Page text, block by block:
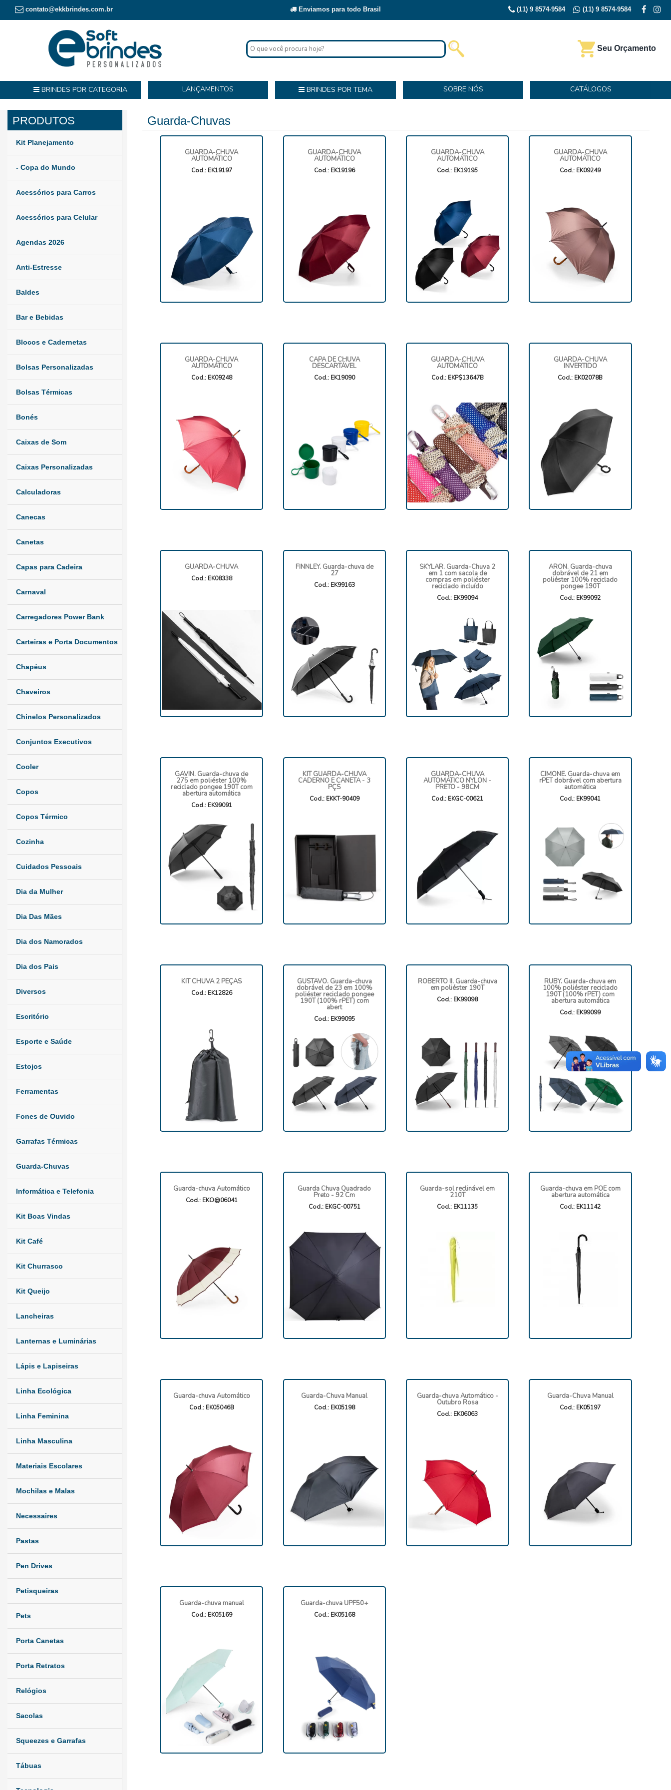
contato@ekkbrindes.com.br Enviamos para todo Brasil (11) 9 8574-9584 (11) 9 8574-9584
Seu Orçamento
BRINDES POR CATEGORIA LANÇAMENTOS BRINDES POR TEMA SOBRE NÓS CATÁLOGOS
Kit Planejamento
- Copa do Mundo
Acessórios para Carros
Acessórios para Celular
Agendas 2026
Anti-Estresse
Baldes
Bar e Bebidas
Blocos e Cadernetas
Bolsas Personalizadas
Bolsas Térmicas
Bonés
Caixas de Som
Caixas Personalizadas
Calculadoras
Canecas
Canetas
Capas para Cadeira
Carnaval
Carregadores Power Bank
Carteiras e Porta Documentos
Chapéus
Chaveiros
Chinelos Personalizados
Conjuntos Executivos
Cooler
Copos
Copos Térmico
Cozinha
Cuidados Pessoais
Dia da Mulher
Dia Das Mães
Dia dos Namorados
Dia dos Pais
Diversos
Escritório
Esporte e Saúde
Estojos
Ferramentas
Fones de Ouvido
Garrafas Térmicas
Guarda-Chuvas
Informática e Telefonia
Kit Boas Vindas
Kit Café
Kit Churrasco
Kit Queijo
Lancheiras
Lanternas e Luminárias
Lápis e Lapiseiras
Linha Ecológica
Linha Feminina
Linha Masculina
Materiais Escolares
Mochilas e Malas
Necessaires
Pastas
Pen Drives
Petisqueiras
Pets
Porta Canetas
Porta Retratos
Relógios
Sacolas
Squeezes e Garrafas
Tábuas
Guarda-Chuvas
GUARDA-CHUVA
AUTOMÁTICO
Cod.: EK19197
GUARDA-CHUVA
AUTOMÁTICO
Cod.: EK19196
GUARDA-CHUVA
AUTOMÁTICO
Cod.: EK19195
GUARDA-CHUVA
AUTOMÁTICO
Cod.: EK09249
GUARDA-CHUVA
AUTOMÁTICO
Cod.: EK09248
CAPA DE CHUVA
DESCARTÁVEL
Cod.: EK19090
GUARDA-CHUVA
AUTOMÁTICO
Cod.: EKP$13647B
GUARDA-CHUVA
INVERTIDO
Cod.: EK02078B
GUARDA-CHUVA
Cod.: EK08338
FINNLEY. Guarda-chuva de
27
Cod.: EK99163
SKYLAR. Guarda-Chuva 2
em 1 com sacola de
compras em poliéster
reciclado incluído
Cod.: EK99094
ARON. Guarda-chuva
dobrável de 21 em
poliéster 100% reciclado
pongee 190T
Cod.: EK99092
GAVIN. Guarda-chuva de
275 em poliéster 100%
reciclado pongee 190T com
abertura automática
Cod.: EK99091
KIT GUARDA-CHUVA
CADERNO E CANETA - 3
PÇS
Cod.: EKKT-90409
GUARDA-CHUVA
AUTOMÁTICO NYLON -
PRETO - 98CM
Cod.: EKGC-00621
CIMONE. Guarda-chuva em
rPET dobrável com abertura
automática
Cod.: EK99041
KIT CHUVA 2 PEÇAS
Cod.: EK12826
GUSTAVO. Guarda-chuva
dobrável de 23 em 100%
poliéster reciclado pongee
190T (100% rPET) com
abert
Cod.: EK99095
ROBERTO II. Guarda-chuva
em poliéster 190T
Cod.: EK99098
RUBY. Guarda-chuva em
100% poliéster reciclado
190T (100% rPET) com
abertura automática
Cod.: EK99099
Guarda-chuva Automático
Cod.: EKO@06041
Guarda Chuva Quadrado
Preto - 92 Cm
Cod.: EKGC-00751
Guarda-sol reclinável em
210T
Cod.: EK11135
Guarda-chuva em POE com
abertura automática
Cod.: EK11142
Guarda-chuva Automático
Cod.: EK05046B
Guarda-Chuva Manual
Cod.: EK05198
Guarda-chuva Automático -
Outubro Rosa
Cod.: EK06063
Guarda-Chuva Manual
Cod.: EK05197
Guarda-chuva manual
Cod.: EK05169
Guarda-chuva UPF50+
Cod.: EK05168